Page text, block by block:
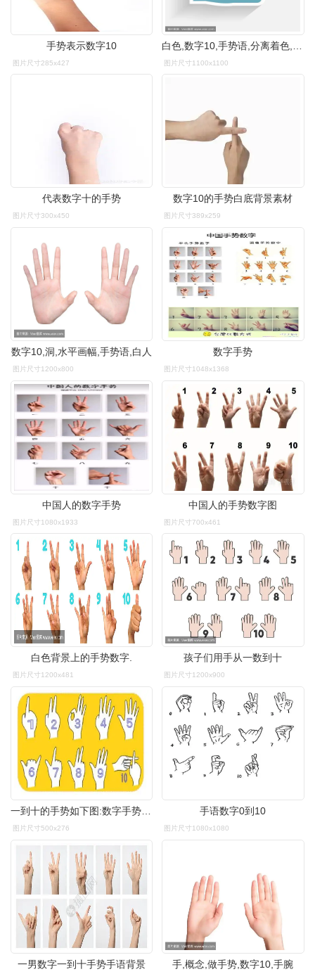
手势表示数字10
图片尺寸285x427 图片尺寸1100x1100
代表数字十的手势
图片尺寸300x450
数字10的手势白底背景素材
图片尺寸389x259
数字10,洞,水平画幅,手势语,白人
图片尺寸1200x800
数字手势
图片尺寸1048x1368
中国人的数字手势
图片尺寸1080x1933
中国人的手势数字图
图片尺寸700x461
白色背景上的手势数字.
图片尺寸1200x481
孩子们用手从一数到十
图片尺寸1200x900
图片尺寸500x276
手语数字0到10
图片尺寸1080x1080
一男数字一到十手势手语背景 手,概念,做手势,数字10,手腕